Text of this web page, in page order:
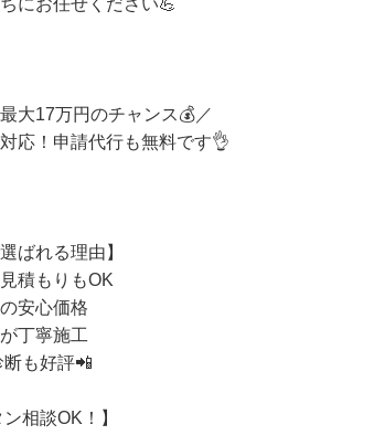
にお任せください💪
大17万円のチャンス💰／
応！申請代行も無料です👌
ばれる理由】
積もりもOK
安心価格
丁寧施工
も好評📲
相談OK！】